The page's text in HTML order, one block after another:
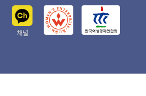
채널